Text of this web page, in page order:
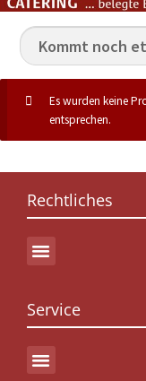
Es wurden keine
entsprechen.
Rechtliches
Service